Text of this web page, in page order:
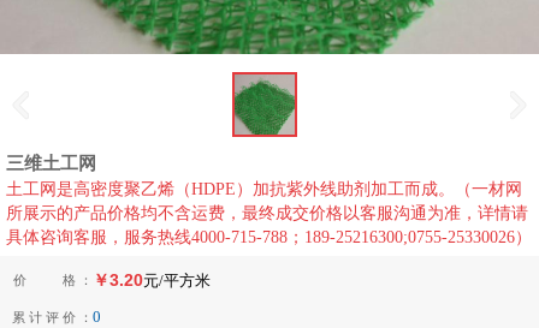
三维土工网
土工网是高密度聚乙烯（HDPE）加抗紫外线助剂加工而成。（一材网
所展示的产品价格均不含运费，最终成交价格以客服沟通为准，详情请
具体咨询客服，服务热线4000-715-788；189-25216300;0755-25330026）
价 格 ： ￥3.20元/平方米
累 计 评 价 ： 0